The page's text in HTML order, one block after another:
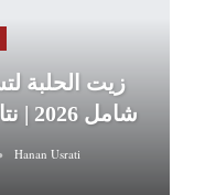
زيت الحلبة
شامل 2026 | نتائج مضمونة خلال…
Hanan Usrati